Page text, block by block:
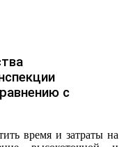
с
время и затраты на